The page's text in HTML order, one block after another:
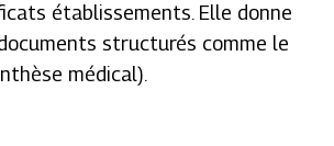
établissements. Elle donne
structurés comme le
médical).